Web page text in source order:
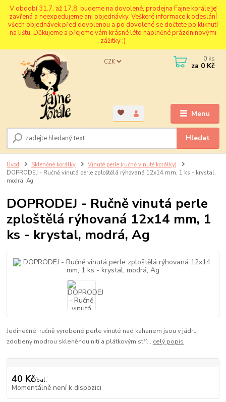
V období 31.7. až 17.8. budeme na dovolené, prodejna Fajne korále je
zavřená a neexpedujeme ani objednávky. Veškeré informace k odeslání
všech objednávek před dovolenou a po dovolené se dočtete po kliknutí
na lištu. Děkujeme a přejeme vám krásné léto naplněné prázdninovými
zážitky :)
Menu
CZK
Hledat
0 ks
za 0 Kč
Úvod Skleněné korálky
Vinuté perle (ručně vinuté korálky)
DOPRODEJ - Ručně vinutá perle zploštělá rýhovaná 12x14 mm, 1 ks - krystal,
modrá, Ag
DOPRODEJ - Ručně vinutá perle
zploštělá rýhovaná 12x14 mm, 1
ks - krystal, modrá, Ag
Jedinečné, ručně vyrobené perle vinuté nad kahanem jsou v jádru
zdobeny modrou skleněnou nití a plátkovým stří... celý popis
40 Kč/bal.
Momentálně není k dispozici